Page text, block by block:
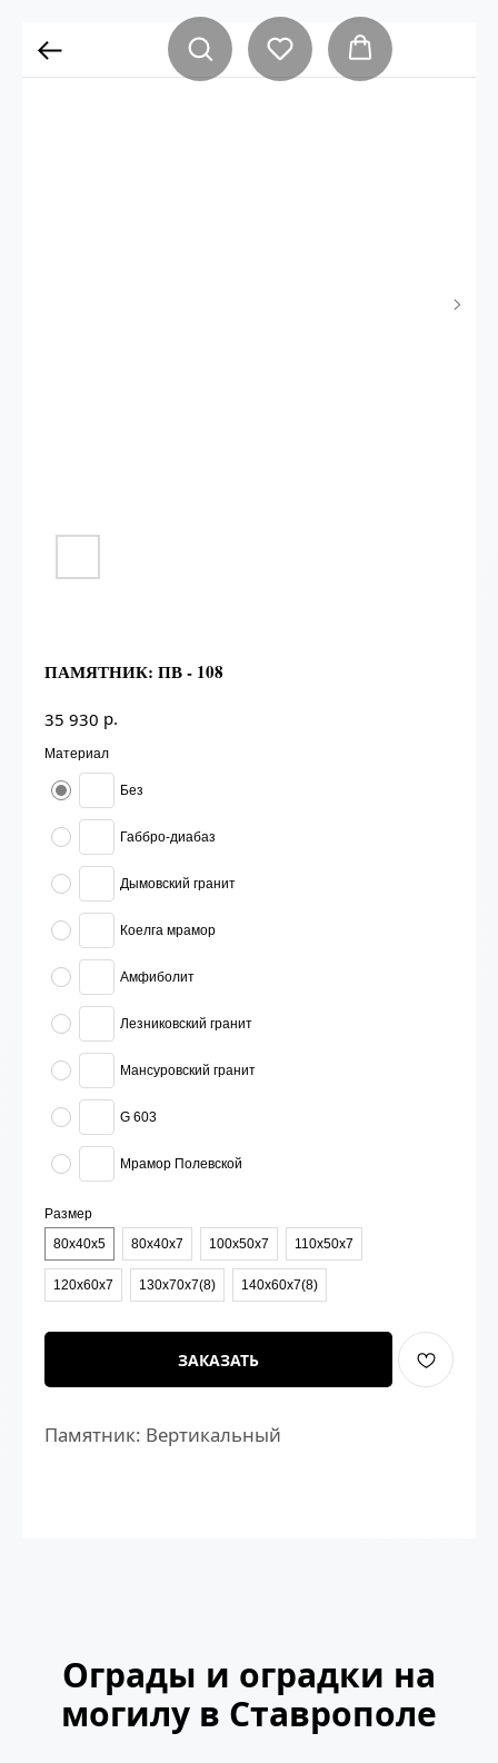
ПАМЯТНИК: ПВ - 108
35 930 р.
Материал
Без
Габбро-диабаз
Дымовский гранит
Коелга мрамор
Амфиболит
Лезниковский гранит
Мансуровский гранит
G 603
Мрамор Полевской
Размер
80х40х5
80х40х7 100х50х7 110х50х7
120х60х7 130х70х7(8) 140х60х7(8)
ЗАКАЗАТЬ
Памятник: Вертикальный
Ограды и оградки на
могилу в Ставрополе